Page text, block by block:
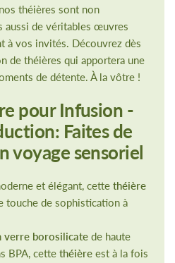
théières sont non
aussi de véritables œuvres
à vos invités. Découvrez dès
de théières qui apportera une
de détente. À la vôtre !
pour Infusion -
Faites de
voyage sensoriel
et élégant, cette théière
touche de sophistication à
verre borosilicate de haute
BPA, cette théière est à la fois